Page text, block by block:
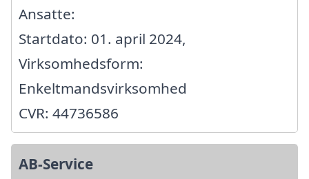
Ansatte:
Startdato: 01. april 2024,
Virksomhedsform:
Enkeltmandsvirksomhed
CVR: 44736586
AB-Service